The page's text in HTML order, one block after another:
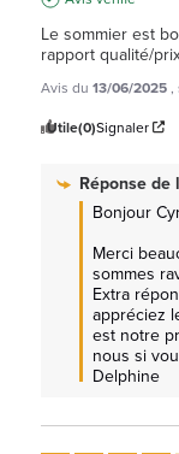
Le sommier est
rapport qualité/
Avis du 13/06/2025,
Utile(0)Signaler
Réponse de
Bonjour
Merci
sommes
Extra
appréciez
est notre
nous si
Delphine